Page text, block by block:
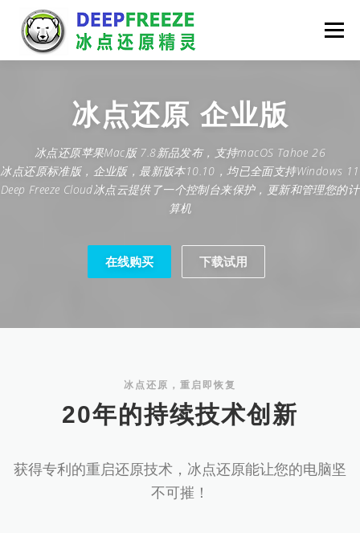
content
Menu
下载与试用 新闻中心 联系我们 在线购买
冰点还原 企业版
冰点还原苹果Mac版 7.8新品发布，支持macOS Tahoe 26
冰点还原标准版，企业版，最新版本10.10，均已全面支持Windows 11
Deep Freeze Cloud冰点云提供了一个控制台来保护，更新和管理您的计
算机
在线购买 下载试用
冰点还原，重启即恢复
20年的持续技术创新
获得专利的重启还原技术，冰点还原能让您的电脑坚
不可摧！